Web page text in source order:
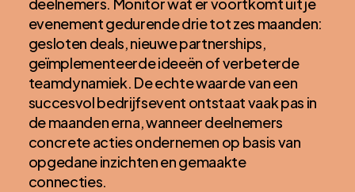
evenement gedurende drie tot zes maanden:
gesloten deals, nieuwe partnerships,
geïmplementeerde ideeën of verbeterde
teamdynamiek. De echte waarde van een
succesvol bedrijfsevent ontstaat vaak pas in
de maanden erna, wanneer deelnemers
concrete acties ondernemen op basis van
opgedane inzichten en gemaakte
connecties.